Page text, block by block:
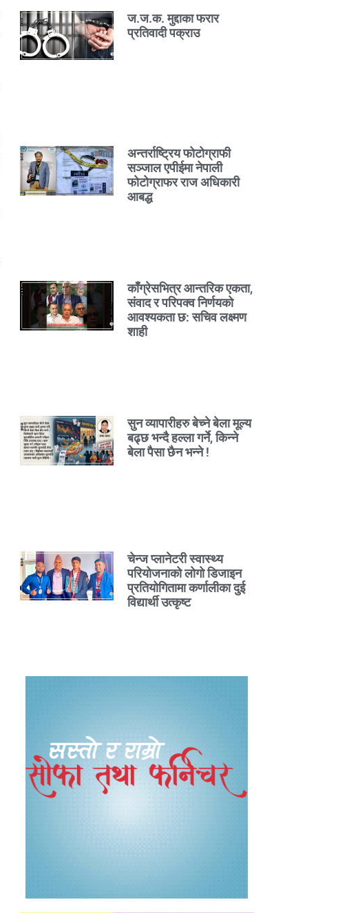
ज.ज.क. मुद्दाका फरार
प्रतिवादी पक्राउ
अन्तर्राष्ट्रिय फोटोग्राफी
सञ्जाल एपीईमा नेपाली
फोटोग्राफर राज अधिकारी
आबद्ध
काँग्रेसभित्र आन्तरिक एकता,
संवाद र परिपक्व निर्णयको
आवश्यकता छ: सचिव लक्ष्मण
शाही
सुन व्यापारीहरु बेच्ने बेला मूल्य
बढ्छ भन्दै हल्ला गर्ने, किन्ने
बेला पैसा छैन भन्ने !
चेन्ज प्लानेटरी स्वास्थ्य
परियोजनाको लोगो डिजाइन
प्रतियोगितामा कर्णालीका दुई
विद्यार्थी उत्कृष्ट